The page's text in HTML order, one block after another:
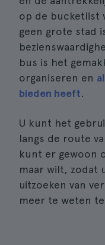
op de bucketlist
geen grote stad
bus is het
organiseren en
bieden heeft.
U kunt het
langs de route
kunt er gewoon
maar wilt, zodat
uitzoeken van
meer te weten